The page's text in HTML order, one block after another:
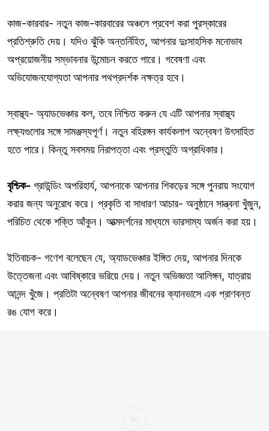
কাজ-কারবার- নতুন কাজ-কারবারের অঞ্চলে প্রবেশ করা পুরস্কারের
প্রতিশ্রুতি দেয়। যদিও ঝুঁকি অন্তর্নিহিত, আপনার দুঃসাহসিক মনোভাব
অপ্রয়োজনীয় সম্ভাবনার উন্মোচন করতে পারে। গবেষণা এবং
অভিযোজনযোগ্যতা আপনার পথপ্রদর্শক নক্ষত্র হবে।
স্বাস্থ্য- অ্যাডভেঞ্চার কল, তবে নিশ্চিত করুন যে এটি আপনার স্বাস্থ্য
লক্ষ্যগুলোর সঙ্গে সামঞ্জস্যপূর্ণ। নতুন বহিরঙ্গন কার্যকলাপ অন্বেষণ উৎসাহিত
হতে পারে। কিন্তু সবসময় নিরাপত্তা এবং প্রস্তুতি অগ্রাধিকার।
বৃশ্চিক- গ্রাউন্ডিং অপরিহার্য, আপনাকে আপনার শিকড়ের সঙ্গে পুনরায় সংযোগ
করার জন্য অনুরোধ করে। প্রকৃতি বা সাধারণ আচার- অনুষ্ঠানে সান্ত্বনা খুঁজুন,
পরিচিত থেকে শক্তি আঁকুন। আত্মদর্শনের মাধ্যমে ভারসাম্য অর্জন করা হয়।
ইতিবাচক- গণেশ বলেছেন যে, অ্যাডভেঞ্চার ইঙ্গিত দেয়, আপনার দিনকে
উত্তেজনা এবং আবিষ্কারে ভরিয়ে দেয়। নতুন অভিজ্ঞতা আলিঙ্গন, যাত্রায়
আনন্দ খুঁজে। প্রতিটা অন্বেষণ আপনার জীবনের ক্যানভাসে এক প্রাণবন্ত
রঙ যোগ করে।